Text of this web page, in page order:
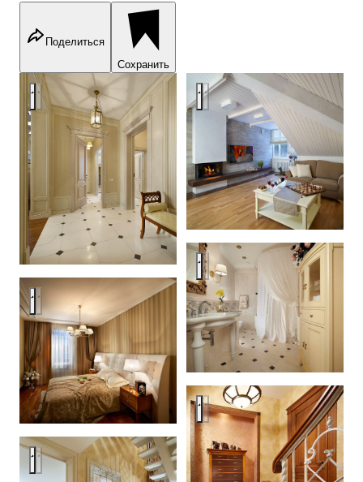
Поделиться
Сохранить
Изящная простота Изящная простота
Изящная простота
Изящная простота
Изящная простота
Изящная простота